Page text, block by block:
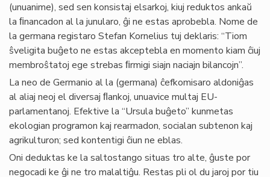
(unuanime), sed sen konsistaj elsarkoj, kiuj reduktos ankaŭ
la ﬁnancadon al la junularo, ĝi ne estas aprobebla. Nome de
la germana registaro Stefan Kornelius tuj deklaris: “Tiom
ŝveligita buĝeto ne estas akceptebla en momento kiam ĉiuj
membroŝtatoj ege strebas ﬁrmigi siajn naciajn bilancojn”.
La neo de Germanio al la (germana) ĉefkomisaro aldoniĝas
al aliaj neoj el diversaj ﬂankoj, unuavice multaj EU-
parlamentanoj. Efektive la “Ursula buĝeto” kunmetas
ekologian programon kaj rearmadon, socialan subtenon kaj
agrikulturon; sed kontentigi ĉiun ne eblas.
Oni deduktas ke la saltostango situas tro alte, ĝuste por
negocadi ke ĝi ne tro malaltiĝu. Restas pli ol du jaroj por tiu